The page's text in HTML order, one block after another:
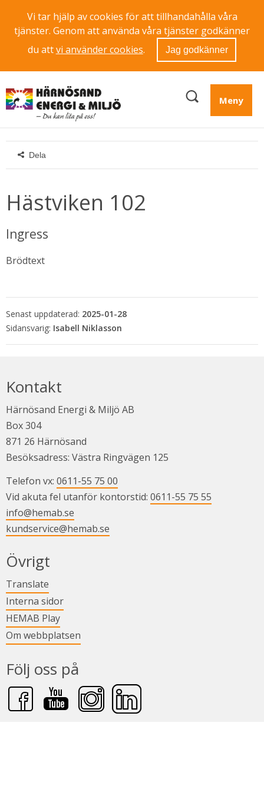
Vi tar hjälp av cookies för att tillhandahålla våra
tjänster. Genom att använda våra tjänster godkänner
du attvi använder cookies. Jag godkänner
Meny
Dela
Hästviken 102
Ingress
Brödtext
Senast uppdaterad: 2025-01-28
Isabell Niklasson
Kontakt
Härnösand Energi & Miljö AB
Box 304
871 26 Härnösand
Besöksadress: Västra Ringvägen 125
Telefon vx: 0611-55 75 00
Vid akuta fel utanför kontorstid: 0611-55 75 55
info@hemab.se
kundservice@hemab.se
Övrigt
Translate
Interna sidorLänk till annan webbplats.
HEMAB PlayLänk till annan webbplats.
Om webbplatsen
Följ oss på